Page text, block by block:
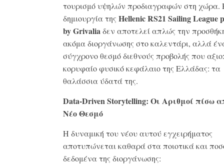
τουρισμό υψηλών προδιαγραφών στη χώρα.
δημιουργία της HellenicRS21 SailingLeague
byGrivaliaδεν αποτελεί απλώς την
ακόμα διοργάνωσης στο καλεντάρι, αλλά
σύγχρονο θεσμό διεθνούς προβολής που
κορυφαίο φυσικό κεφάλαιο της Ελλάδας: τα
θαλάσσια ύδατά της.
Data-Driven Storytelling: Οι Αριθμοί πίσω
Νέο Θεσμό
Η δυναμική του νέου αυτού εγχειρήματος
αποτυπώνεται καθαρά στα ποιοτικά και
δεδομένα της διοργάνωσης: